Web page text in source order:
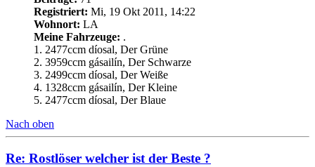
Registriert: Mi, 19 Okt 2011, 14:22
Wohnort: LA
Meine Fahrzeuge: .
1. 2477ccm díosal, Der Grüne
2. 3959ccm gásailín, Der Schwarze
3. 2499ccm díosal, Der Weiße
4. 1328ccm gásailín, Der Kleine
5. 2477ccm díosal, Der Blaue
Nach oben
Re: Rostlöser welcher ist der Beste ?